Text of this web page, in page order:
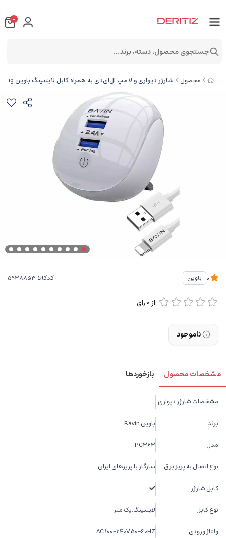
محصول شارژر دیواری و لامپ ال‌ای‌دی به همراه کابل لایتنینگ باوین BAVIN PC363 2.1A Touch LED Lamp Quick Charger For Lightning
باوین کدکالا:
از0 رای
ناموجود
مشخصات محصول بازخوردها
مشخصات شارژر دیواری
برند باوین Bavin
مدل PC363
نوع اتصال به پریز برق سازگار با پریزهای ایران
کابل شارژر
نوع کابل لایتنینگ,یک متر
ولتاژ ورودی AC 100-240V 50-60HZ
0
جستجوی محصول، دسته، برند...